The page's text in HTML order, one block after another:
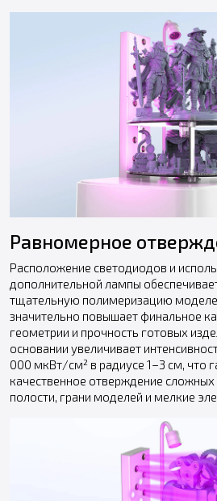
Равномерное
Расположение светодиодов и
дополнительной лампы
тщательную полимеризацию
значительно повышает финальное
геометрии и прочность готовых
основании увеличивает
000 мкВт/см² в радиусе 1–3 см, что
качественное отверждение
полости, грани моделей и мелкие